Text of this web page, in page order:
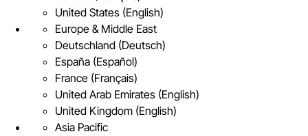
United States (English)
Europe & Middle East
Deutschland (Deutsch)
España (Español)
France (Français)
United Arab Emirates (English)
United Kingdom (English)
Asia Pacific